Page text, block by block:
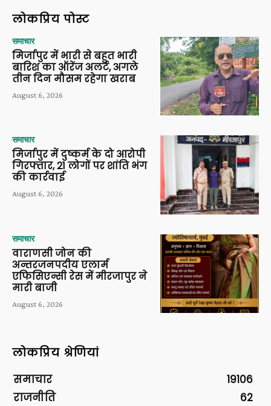
लोकप्रिय पोस्ट
समाचार
मिर्जापुर में भारी से बहुत भारी
बारिश का ऑरेंज अलर्ट, अगले
तीन दिन मौसम रहेगा खराब
August 6, 2026
समाचार
मिर्जापुर में दुष्कर्म के दो आरोपी
गिरफ्तार, 21 लोगों पर शांति भंग
की कार्रवाई
August 6, 2026
समाचार
वाराणसी जोन की
अन्तरजनपदीय एलार्म
एफिसिएन्सी रेस में मीरजापुर ने
मारी बाजी
August 6, 2026
लोकप्रिय श्रेणियां
समाचार
19106
राजनीति
62